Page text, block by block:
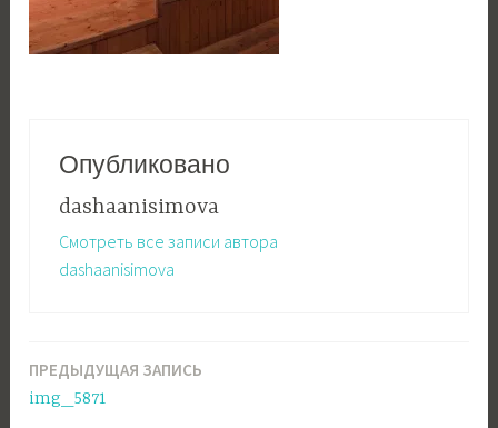
Опубликовано
dashaanisimova
Смотреть все записи автора
dashaanisimova
Навигация
по
ПРЕДЫДУЩАЯ ЗАПИСЬ
img_5871